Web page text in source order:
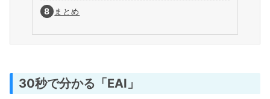
まとめ
30秒で分かる「EAI」